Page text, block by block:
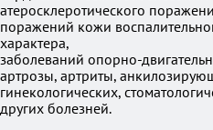
атеросклеротического
поражений кожи
характера,
заболеваний опорно-
артрозы, артриты,
гинекологических,
других болезней.